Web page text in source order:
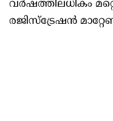
വർഷത്തിലധികം
രജിസ്ട്രേഷൻ